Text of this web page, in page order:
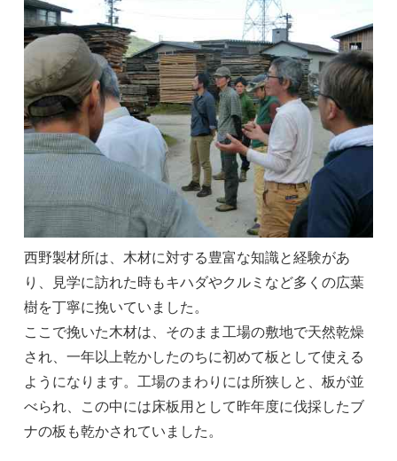
西野製材所は、木材に対する豊富な知識と経験があ
り、見学に訪れた時もキハダやクルミなど多くの広葉
樹を丁寧に挽いていました。
ここで挽いた木材は、そのまま工場の敷地で天然乾燥
され、一年以上乾かしたのちに初めて板として使える
ようになります。工場のまわりには所狭しと、板が並
べられ、この中には床板用として昨年度に伐採したブ
ナの板も乾かされていました。